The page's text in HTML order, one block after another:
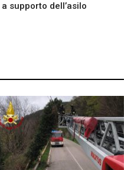
supporto dell’asilo